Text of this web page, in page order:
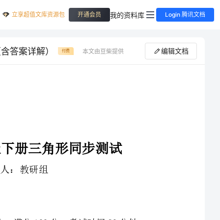
立享超值文库资源包 开通会员 我的资料库 Login 腾讯文档
答案详解） 付费 本文由豆柴提供 编辑文档
1、本卷分第I卷（选择题）和第Ⅱ卷（非选择题）两部分，满分100分，考试时间90分钟